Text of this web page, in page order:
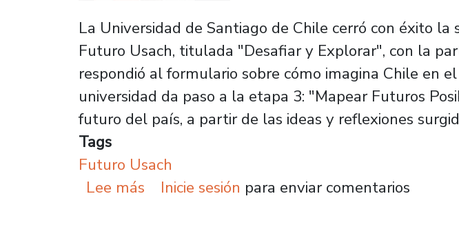
La Universidad de Santiago de Chile cerró con éxito
Futuro Usach, titulada "Desafiar y Explorar", con la
respondió al formulario sobre cómo imagina Chile en
universidad da paso a la etapa 3: "Mapear Futuros
futuro del país, a partir de las ideas y reflexiones
Tags
Futuro Usach
Lee más sobre Futuro Usach recibe 700 señales
Inicie sesión para enviar comentarios